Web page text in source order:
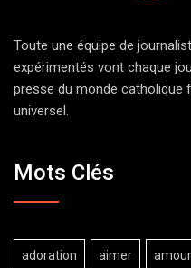
Toute une équipe de
expérimentés vont chaque
presse du monde catholique
universel.
Mots Clés
adoration aimer amour